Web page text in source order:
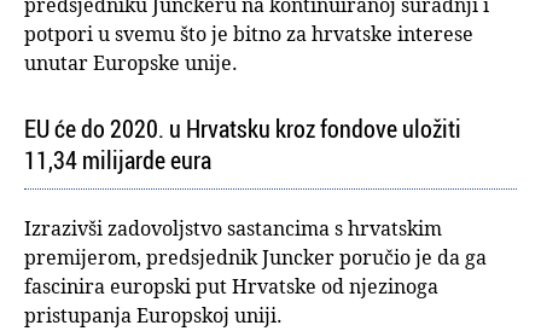
potpori u svemu što je bitno za hrvatske interese
unutar Europske unije.
EU će do 2020. u Hrvatsku kroz fondove uložiti
11,34 milijarde eura
Izrazivši zadovoljstvo sastancima s hrvatskim
premijerom, predsjednik Juncker poručio je da ga
fascinira europski put Hrvatske od njezinoga
pristupanja Europskoj uniji.